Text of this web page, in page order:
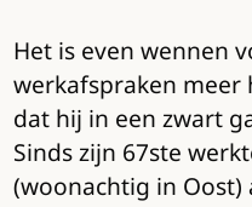
Het is even wennen
werkafspraken meer
dat hij in een zwart
Sinds zijn 67ste
(woonachtig in Oost)